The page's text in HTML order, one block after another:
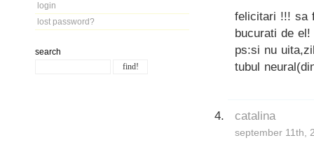
login
lost password?
search
felicitari !!! sa
bucurati de el!
ps:si nu
tubul
catalina
september 11th,